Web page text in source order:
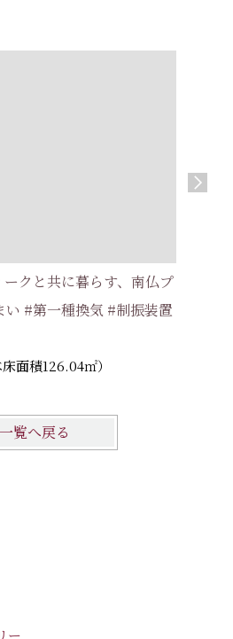
ークと共に暮らす、南仏プ
い #第一種換気 #制振装置
面積126.04㎡）
一覧へ戻る